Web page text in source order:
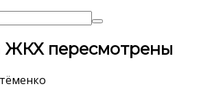
ЖКХ пересмотрены